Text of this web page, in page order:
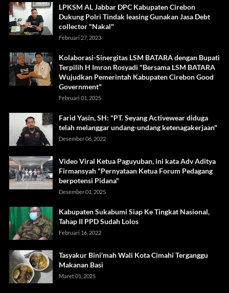
LPKSM AL Jabbar DPC Kabupaten Cirebon
Dukung Polri Tindak leasing Gunakan Jasa Debt
collector "Nakal"
Februari 27, 2023
Kolaborasi-Sinergitas LSM BATARA dengan Bupati
Terpilih H Imron Rosyadi "Bersama LSM BATARA
Wujudkan Pemerintah Kabupaten Cirebon Good
Government"
Februari 01, 2025
Farid Yasin, SH: "PT. Seyang Activewear diduga
telah melanggar undang-undang ketenagakerjaan"
Desember 06, 2022
Video Viral Ketua Paguyuban, ini kata Adv Aditya
Firmansyah "Pernyataan Ketua Forum Pedagang
berpotensi Pidana"
Desember 01, 2025
Kabupaten Sukabumi Siap Ke Tingkat Nasional,
Tahap II PPD Sudah Lolos
Februari 16, 2022
Tasyakur Bini'mah Wali Kota Cimahi Terganggu
Makanan Basi
Maret 01, 2025